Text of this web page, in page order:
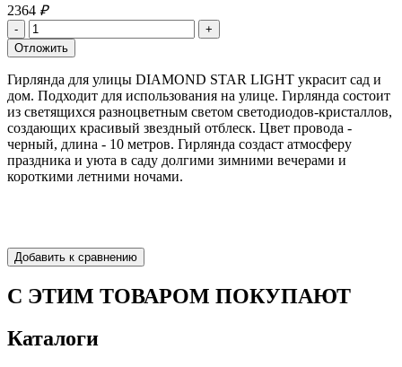
2364 ₽
Гирлянда для улицы DIAMOND STAR LIGHT украсит сад и
дом. Подходит для использования на улице. Гирлянда состоит
из светящихся разноцветным светом светодиодов-кристаллов,
создающих красивый звездный отблеск. Цвет провода -
черный, длина - 10 метров. Гирлянда создаст атмосферу
праздника и уюта в саду долгими зимними вечерами и
короткими летними ночами.
С ЭТИМ ТОВАРОМ ПОКУПАЮТ
Каталоги